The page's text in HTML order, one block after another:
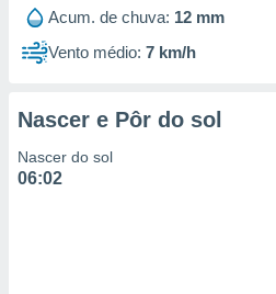
utilizar
criar
Acum. de chuva: 12 mm
Vento médio: 7 km/h
Nascer e Pôr do sol
Nascer do sol
06:02